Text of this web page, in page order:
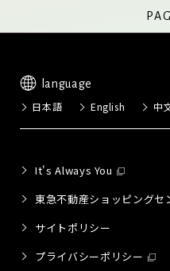
language
日本語 English 中
It's Always You
東急不動産ショッピングセ
サイトポリシー
プライバシーポリシー